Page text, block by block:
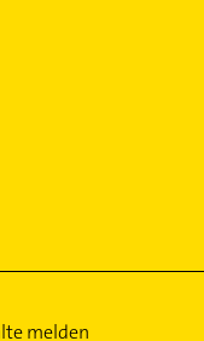
melden